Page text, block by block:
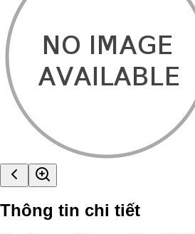
Thông tin chi tiết